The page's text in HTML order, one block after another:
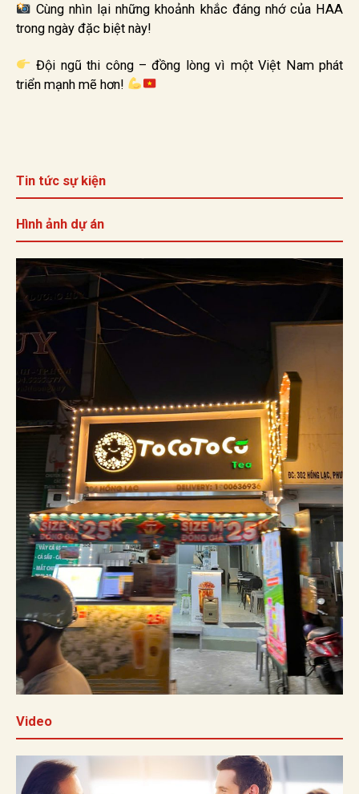
Cùng nhìn lại những khoảnh khắc đáng nhớ của HAA
trong ngày đặc biệt này!
Đội ngũ thi công – đồng lòng vì một Việt Nam phát
triển mạnh mẽ hơn!
Tin tức sự kiện
Hình ảnh dự án
Video